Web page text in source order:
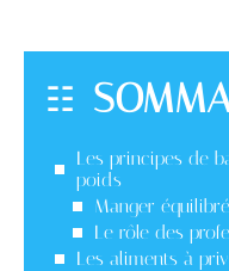
Les principes de
poids
Manger équilibré
Le rôle des
Les aliments à